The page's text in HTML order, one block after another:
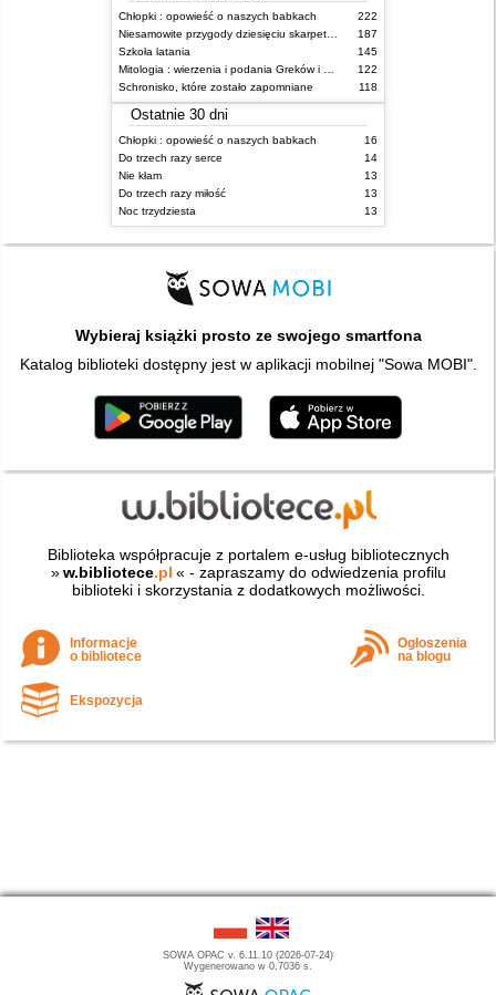
Chłopki : opowieść o naszych babkach
222
187
Szkoła latania
145
122
Schronisko, które zostało zapomniane
118
Ostatnie 30 dni
Chłopki : opowieść o naszych babkach
16
Do trzech razy serce
14
Nie kłam
13
Do trzech razy miłość
13
Noc trzydziesta
13
Wybieraj książki prosto ze swojego smartfona
Katalog biblioteki dostępny jest w aplikacji mobilnej "Sowa MOBI".
Biblioteka współpracuje z portalem e-usług bibliotecznych
» w.bibliotece.pl « - zapraszamy do odwiedzenia profilu
biblioteki i skorzystania z dodatkowych możliwości.
Informacje
o bibliotece
Ogłoszenia
na blogu
Ekspozycja
SOWA OPAC v. 6.11.10 (2026-07-24)
Wygenerowano w 0,7036 s.